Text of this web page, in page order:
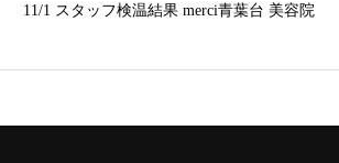
11/1 スタッフ検温結果 merci青葉台 美容院